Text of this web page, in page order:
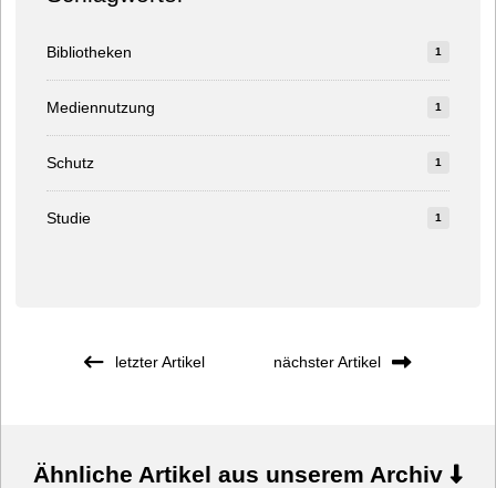
Bibliotheken 1
Mediennutzung 1
Schutz 1
Studie 1
letzter Artikel nächster Artikel
Ähnliche Artikel aus unserem Archiv